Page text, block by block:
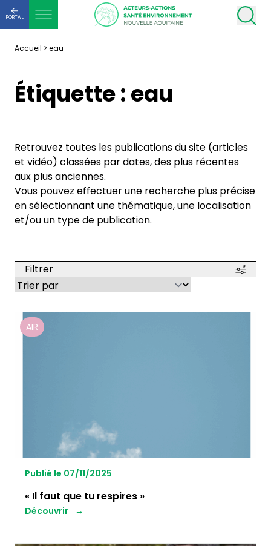
PORTAIL
Accueil > eau
Étiquette :eau
Retrouvez toutes les publications du site (articles
et vidéo) classées par dates, des plus récentes
aux plus anciennes.
Vous pouvez effectuer une recherche plus précise
en sélectionnant une thématique, une localisation
et/ou un type de publication.
Filtrer
AIR
Publié le 07/11/2025
« Il faut que tu respires »
Découvrir